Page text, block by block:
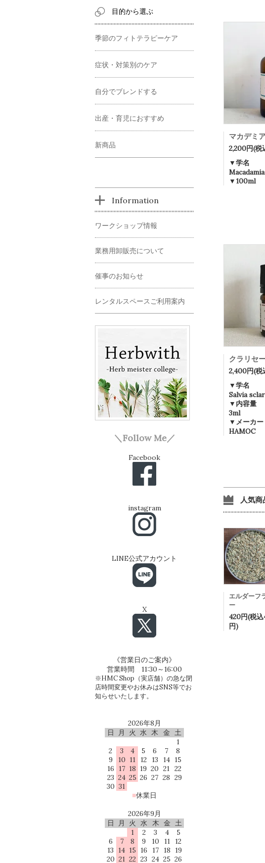
マカデミ
2,200円(税
▼学名
▼100ml
クラリセ
2,400円(税
▼学名
Salvia
▼内容量
3ml
▼メーカー
HAMOC
人気
エルダーフ
ー
420円(税込
円)
目的から選ぶ
季節のフィトテラピーケア
症状・対策別のケア
自分でブレンドする
出産・育児におすすめ
新商品
Information
ワークショップ情報
業務用卸販売について
催事のお知らせ
レンタルスペースご利用案内
＼Follow Me／
Facebook
instagram
LINE公式アカウント
X
《営業日のご案内》
営業時間 11:30～16:00
※HMC Shop（実店舗）の急な閉
店時間変更やお休みはSNS等でお
知らせいたします。
2026年8月
日
月 火 水 木 金
土
1
2
3 4 5 6 7
8
9
10 11 12 13 14 15
16
17 18 19 20 21
22
23 24 25 26 27 28 29
30 31
■休業日
2026年9月
日
月 火 水 木 金
土
1
2 3 4
5
6
7 8 9 10 11
12
13
14 15 16 17 18
19
20 21 22 23 24 25 26